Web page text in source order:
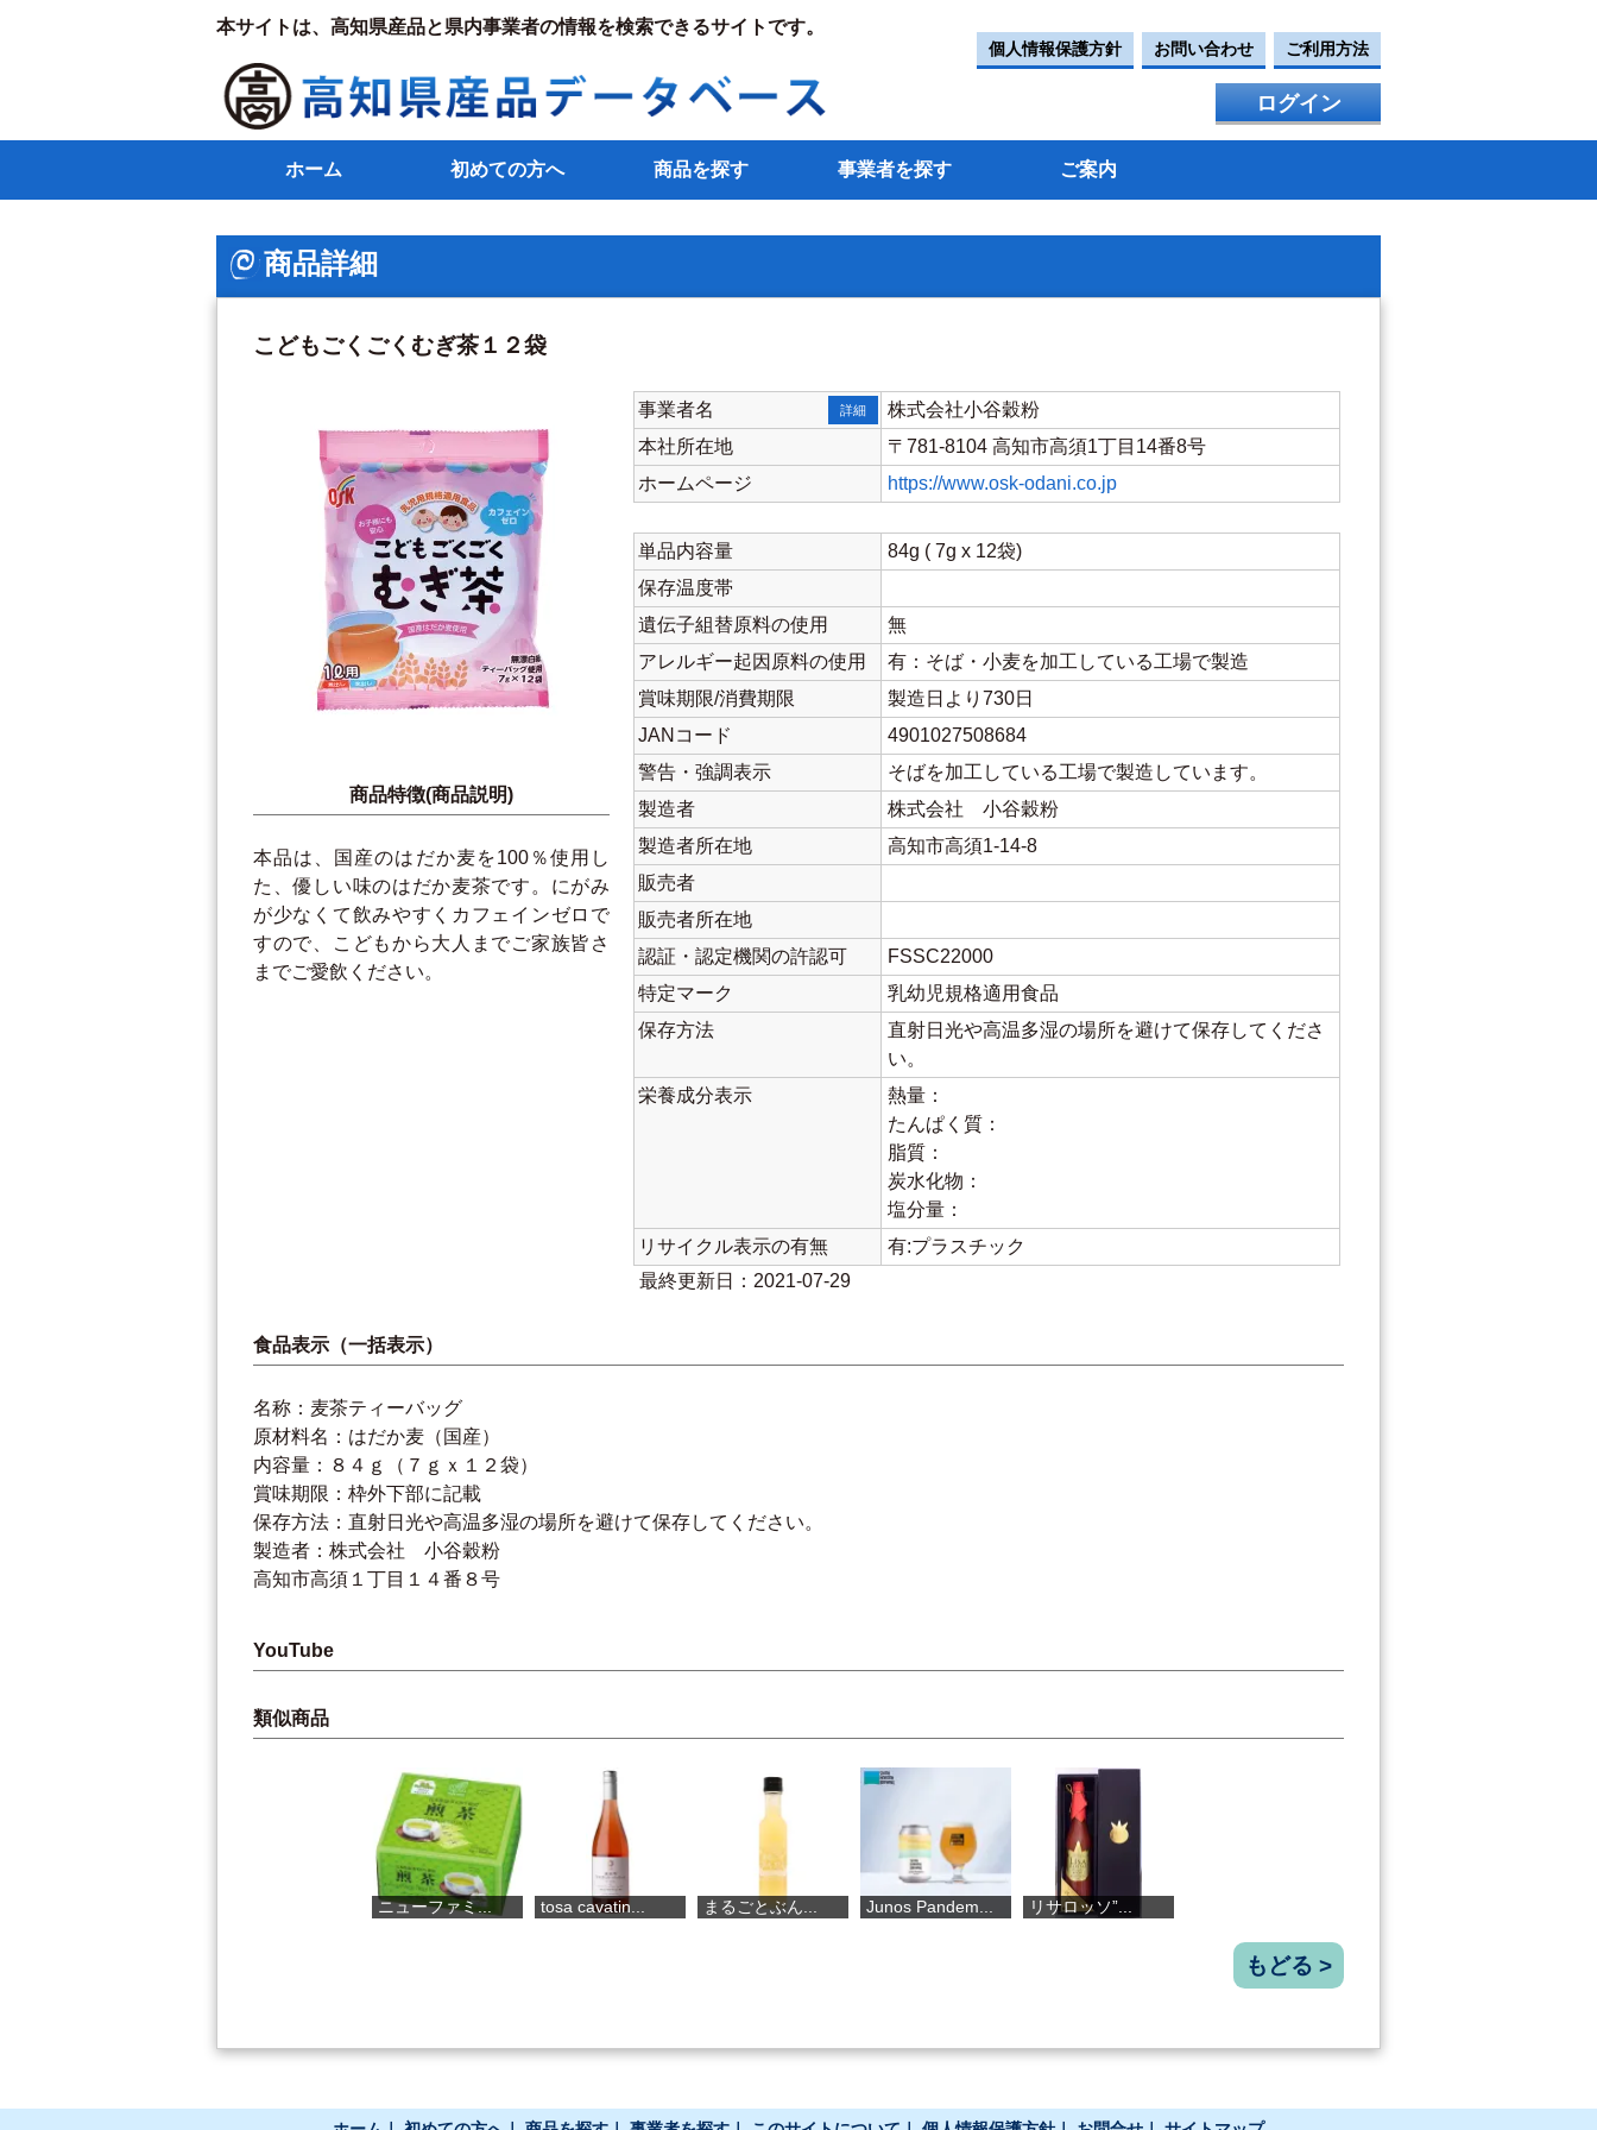
本サイトは、高知県産品と県内事業者の情報を検索できるサイトです。
個人情報保護方針 お問い合わせ ご利用方法
ログイン
ホーム 初めての方へ 商品を探す 事業者を探す ご案内
商品詳細
こどもごくごくむぎ茶１２袋
商品特徴(商品説明)
本品は、国産のはだか麦を100％使用し
た、優しい味のはだか麦茶です。にがみ
が少なくて飲みやすくカフェインゼロで
すので、こどもから大人までご家族皆さ
までご愛飲ください。
事業者名 詳細
株式会社小谷穀粉
本社所在地
〒781-8104 高知市高須1丁目14番8号
ホームページ
https://www.osk-odani.co.jp
単品内容量
84g ( 7g x 12袋)
保存温度帯
遺伝子組替原料の使用
無
アレルギー起因原料の使用
有：そば・小麦を加工している工場で製造
賞味期限/消費期限
製造日より730日
JANコード
4901027508684
警告・強調表示
そばを加工している工場で製造しています。
製造者
株式会社 小谷穀粉
製造者所在地
高知市高須1-14-8
販売者
販売者所在地
認証・認定機関の許認可
FSSC22000
特定マーク
乳幼児規格適用食品
保存方法
直射日光や高温多湿の場所を避けて保存してくださ
い。
栄養成分表示
熱量：
たんぱく質：
脂質：
炭水化物：
塩分量：
リサイクル表示の有無
有:プラスチック
最終更新日：2021-07-29
食品表示（一括表示）
名称：麦茶ティーバッグ
原材料名：はだか麦（国産）
内容量：８４ｇ（７ｇｘ１２袋）
賞味期限：枠外下部に記載
保存方法：直射日光や高温多湿の場所を避けて保存してください。
製造者：株式会社 小谷穀粉
高知市高須１丁目１４番８号
YouTube
類似商品
まるごとぶん... Junos Pandem... リサロッソ”... SHIMANTO"KIR...
tosa cavatin...
もどる >